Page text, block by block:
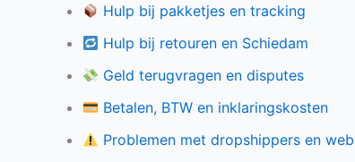
Hulp bij pakketjes en tracking
Hulp bij retouren en Schiedam
Geld terugvragen en disputes
Betalen, BTW en inklaringskosten
Problemen met dropshippers en